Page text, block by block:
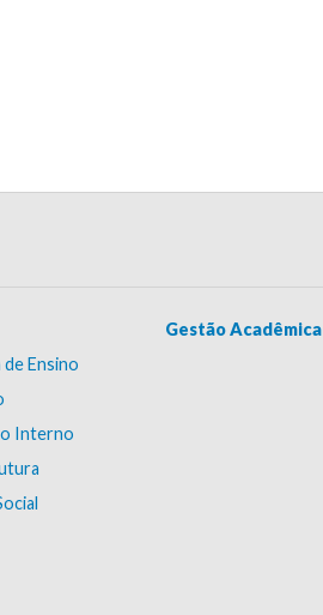
Ensino
Interno
Gestão Acadêmica